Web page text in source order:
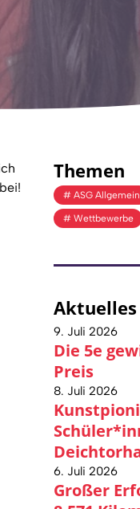
Themen
ASG Allgemein
Wettbewerbe
Aktuelles
9. Juli 2026
Die 5e
Preis
8. Juli 2026
6. Juli 2026
Großer